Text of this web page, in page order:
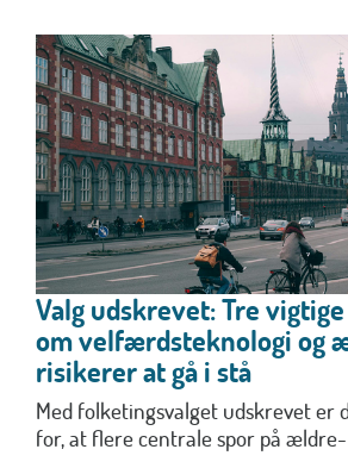
Valg udskrevet: Tre
om velfærdsteknologi og
risikerer at gå i stå
Med folketingsvalget udskrevet er
for, at flere centrale spor på ældre-